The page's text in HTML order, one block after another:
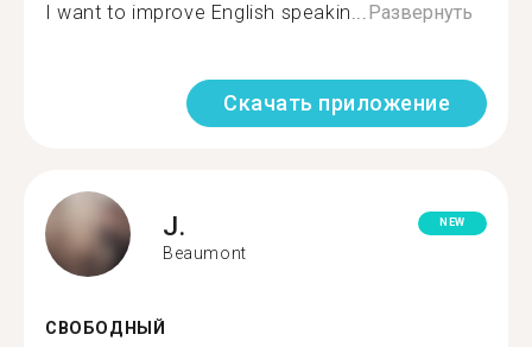
I want to improve English speakin...Развернуть
Скачать приложение
J.
Beaumont
NEW
СВОБОДНЫЙ